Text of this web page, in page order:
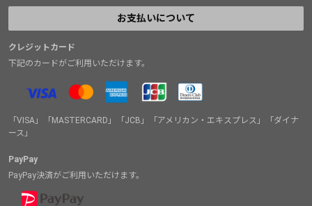
お支払いについて
クレジットカード
下記のカードがご利用いただけます。
「VISA」「MASTERCARD」「JCB」「アメリカン・エキスプレス」「ダイナ
ース」
PayPay
PayPay決済がご利用いただけます。